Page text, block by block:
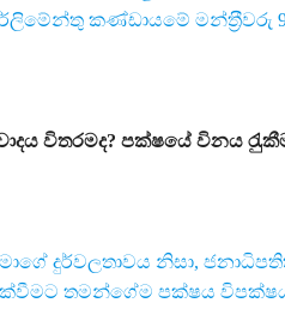
කණ්ඩායමේ මන්ත‍්‍රීවරු
විතරමද? පක්ෂයේ විනය
දුර්වලතාවය නිසා,
තමන්ගේම පක්ෂය